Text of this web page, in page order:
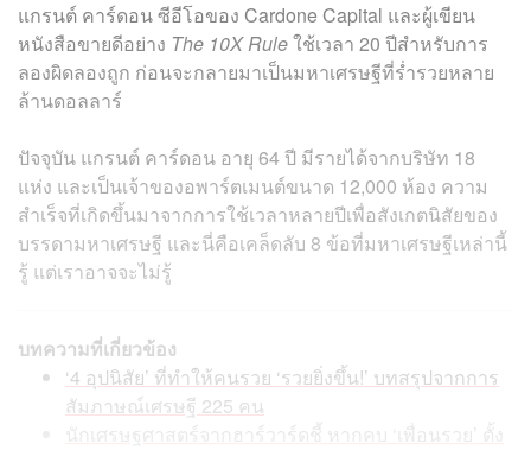
แกรนต์ คาร์ดอน ซีอีโอของ Cardone Capital และผู้เขียน
หนังสือขายดีอย่าง The 10X Ruleใช้เวลา 20 ปีสำหรับการ
ลองผิดลองถูก ก่อนจะกลายมาเป็นมหาเศรษฐีที่ร่ำรวยหลาย
ล้านดอลลาร์
ปัจจุบัน แกรนต์ คาร์ดอน อายุ 64 ปี มีรายได้จากบริษัท 18
แห่ง และเป็นเจ้าของอพาร์ตเมนต์ขนาด 12,000 ห้อง ความ
สำเร็จที่เกิดขึ้นมาจากการใช้เวลาหลายปีเพื่อสังเกตนิสัยของ
บรรดามหาเศรษฐี และนี่คือเคล็ดลับ 8 ข้อที่มหาเศรษฐีเหล่านี้
รู้ แต่เราอาจจะไม่รู้
บทความที่เกี่ยวข้อง
‘4 อุปนิสัย’ ที่ทำให้คนรวย ‘รวยยิ่งขึ้น!’ บทสรุปจากการ
สัมภาษณ์เศรษฐี 225 คน
นักเศรษฐศาสตร์จากฮาร์วาร์ดชี้ หากคบ ‘เพื่อนรวย’ ตั้ง